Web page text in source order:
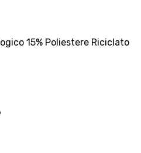
15% Poliestere Riciclato